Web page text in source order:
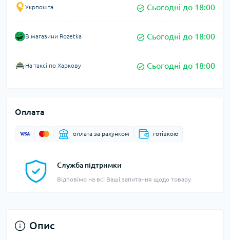
Укрпошта Сьогодні до 18:00
В магазини Rozetka Сьогодні до 18:00
На таксі по Харкову Сьогодні до 18:00
Оплата
оплата за рахунком готівкою
Служба підтримки
Відповімо на всі Ваші запитання щодо товару
Опис